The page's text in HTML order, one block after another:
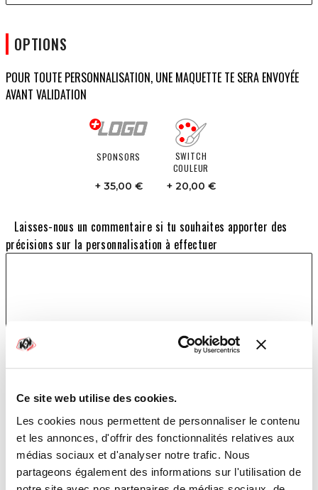
Ce site web utilise des cookies.
Les cookies nous permettent de personnaliser le contenu
et les annonces, d'offrir des fonctionnalités relatives aux
médias sociaux et d'analyser notre trafic. Nous
partageons également des informations sur l'utilisation de
OPTIONS
POUR TOUTE PERSONNALISATION, UNE MAQUETTE TE SERA ENVOYÉE
AVANT VALIDATION
SPONSORS
35,00 €
SWITCH
COULEUR
20,00 €
Laisses-nous un commentaire si tu souhaites apporter des
précisions sur la personnalisation à effectuer
AJOUTER AU PANIER